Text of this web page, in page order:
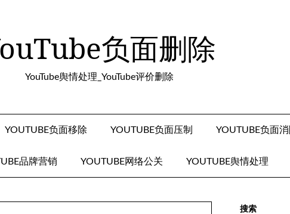
负面删除
YouTube舆情处理_YouTube评价删除
YOUTUBE负面移除 YOUTUBE负面压制 YOUTUBE负面
品牌营销 YOUTUBE网络公关 YOUTUBE舆情处理
搜索